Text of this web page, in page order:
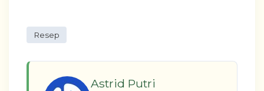
Resep
Astrid Putri